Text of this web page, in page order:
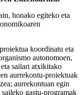
honako egiteko eta
koordinatu eta
autonomoen,
sailari atxikitako
aurrekontu-proiektuak
aurrekontuan egin
gastu-programak